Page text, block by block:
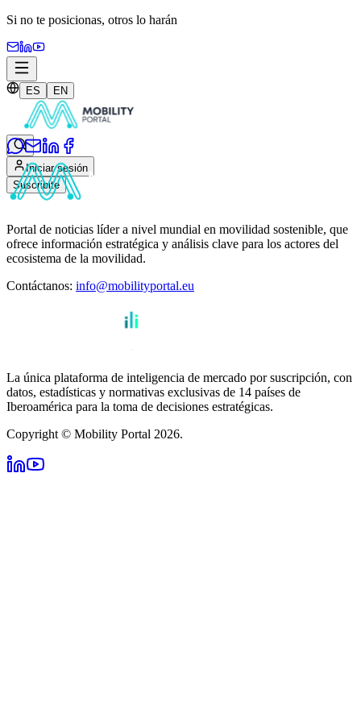
Si no te posicionas, otros lo harán
ES EN
Iniciar sesión
Suscribite
Portal de noticias líder a nivel mundial en movilidad sostenible, que
ofrece información estratégica y análisis clave para los actores del
ecosistema de la movilidad.
Contáctanos: info@mobilityportal.eu
La única plataforma de inteligencia de mercado por suscripción, con
datos, estadísticas y normativas exclusivas de 14 países de
Iberoamérica para la toma de decisiones estratégicas.
Copyright © Mobility Portal 2026.